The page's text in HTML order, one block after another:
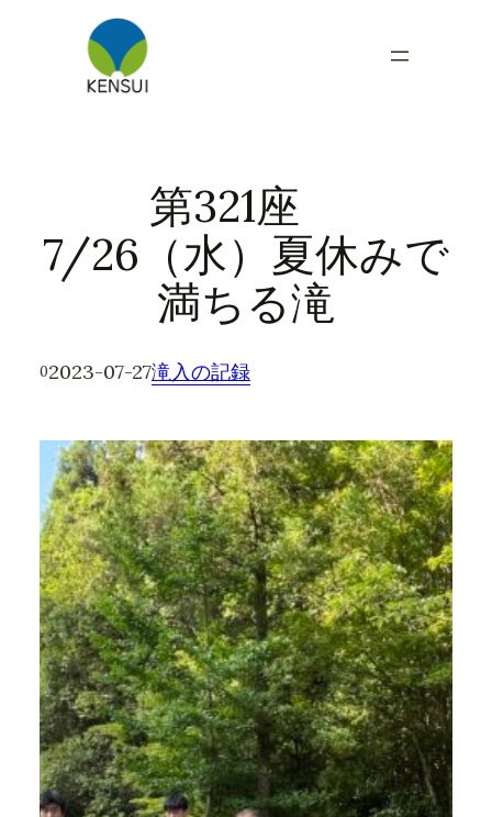
第321座
7/26（水）夏休みで
満ちる滝
02023-07-27滝入の記録